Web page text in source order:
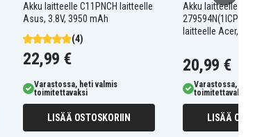
Akku laitteelle C11PNCH laitteelle
Asus, 3.8V, 3950 mAh
(4)
22,99 €
Varastossa, heti valmis
toimitettavaksi
LISÄÄ OSTOSKORIIN
Akku laitteelle PR-
279594N(1ICP3/95/
laitteelle Acer, 3.7V,
20,99 €
Varastossa, heti
toimitettavaksi
LISÄÄ